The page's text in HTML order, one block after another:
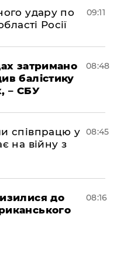
удару по
Росії
09:11
затримано
балістику
– СБУ
08:48
співпрацю у
на війну з
08:45
до
08:16